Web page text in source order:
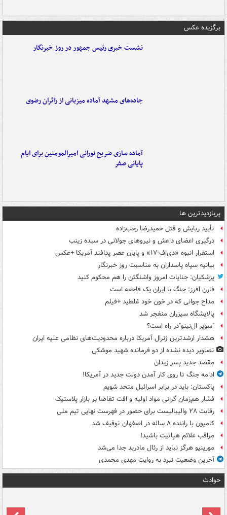
برگزیده عکس
نشست خبری رئیس جمهور در روز خبرنگار
جاده‌های مشهد آماده میزبانی از زائران رضوی
آماده سازی ضریح نورانی امیرالمومنین برای ایام
پایانی صفر
پربازدیدترین ها
تأیید ربایش و قتل حمیدرضا رجب‌زاده
درگیری اعضای داعش و نیروهای جولانی در سیده زینب
استقرار انبوه «دی‌اف‑۱۷» و پایان عصر پدافند آمریکا +عکس
بیانیه سپاه پاسداران به مناسبت روز خبرنگار
پزشکیان: جنایات امروز واشنگتن را هم محکوم کنید
فارن افرز: جنگ با ایران یک فاجعه است
مداح جوانی که در خون خود غلطید +فیلم
پالایشگاه سیزران منفجر شد
"سوپر ال‌نینو"در راه است؟
هشدار ارشدترین ژنرال آمریکا درباره محدودیت‌های نظامی علیه ایران
تصاویر دیده‌ نشده از دو فرمانده شهید موشکی
مقصد جدید پسر زیدان
ادامه جنگ تا روی کار آمدن دولت جدید در آمریکا!
پاکستان: باید در برابر اسرائیل متحد شویم
فشار هم‌زمان گرانی مواد اولیه و افت تقاضا بر بازار پلاستیک
رقابت ۲۸ والیبالیست برای حضور در فهرست نهایی تیم ملی
کامیون با راننده ۸ ساله در اصفهان توقیف شد
مراقب علائم هپاتیت باشید!
مورینیو هرگز نباید از رئال مادرید جدا می‌شد
آخرین وضعیت نبرد به روایت مهدی محمدی
حوادث